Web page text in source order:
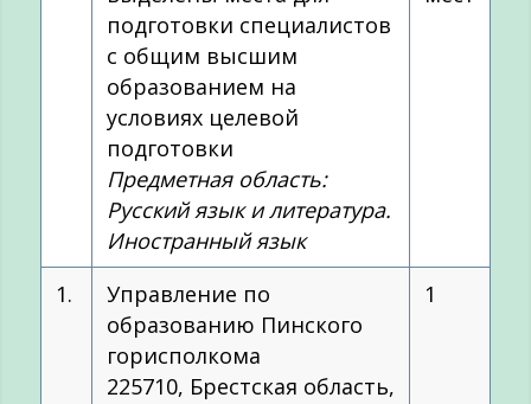
подготовки специалистов
с общим высшим
образованием на
условиях целевой
подготовки
Предметная область:
Русский язык и литература.
Иностранный язык
1.
Управление по
образованию Пинского
горисполкома
225710, Брестская область,
1